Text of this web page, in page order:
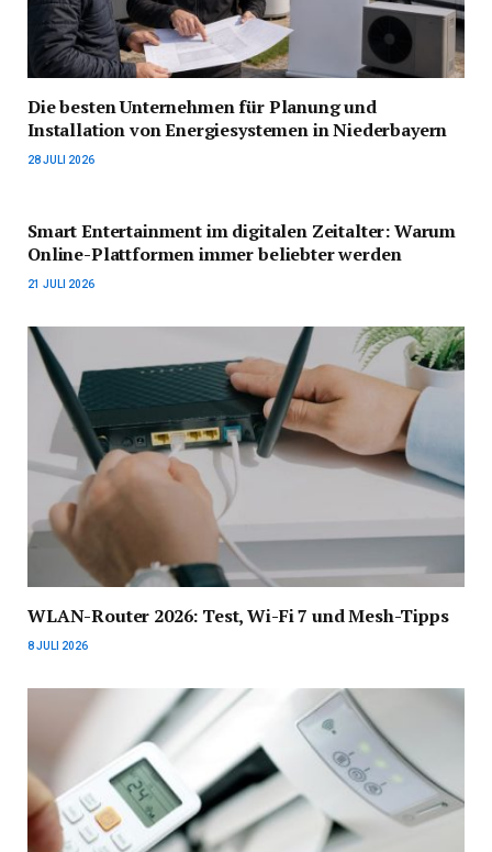
Die besten Unternehmen für Planung und
Installation von Energiesystemen in Niederbayern
28 JULI 2026
Smart Entertainment im digitalen Zeitalter: Warum
Online-Plattformen immer beliebter werden
21 JULI 2026
WLAN-Router 2026: Test, Wi-Fi 7 und Mesh-Tipps
8 JULI 2026